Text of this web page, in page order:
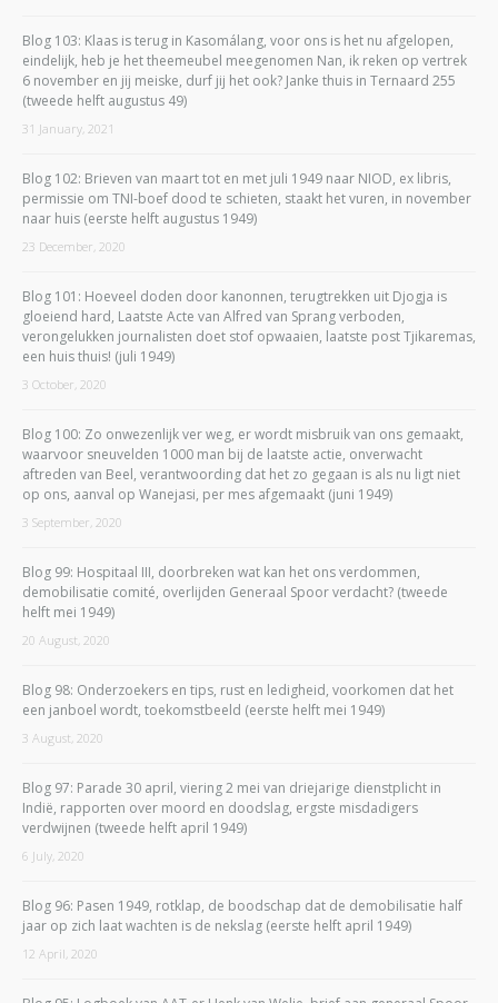
Blog 103: Klaas is terug in Kasomálang, voor ons is het nu afgelopen,
eindelijk, heb je het theemeubel meegenomen Nan, ik reken op vertrek
6 november en jij meiske, durf jij het ook? Janke thuis in Ternaard 255
(tweede helft augustus 49)
31 January, 2021
Blog 102: Brieven van maart tot en met juli 1949 naar NIOD, ex libris,
permissie om TNI-boef dood te schieten, staakt het vuren, in november
naar huis (eerste helft augustus 1949)
23 December, 2020
Blog 101: Hoeveel doden door kanonnen, terugtrekken uit Djogja is
gloeiend hard, Laatste Acte van Alfred van Sprang verboden,
verongelukken journalisten doet stof opwaaien, laatste post Tjikaremas,
een huis thuis! (juli 1949)
3 October, 2020
Blog 100: Zo onwezenlijk ver weg, er wordt misbruik van ons gemaakt,
waarvoor sneuvelden 1000 man bij de laatste actie, onverwacht
aftreden van Beel, verantwoording dat het zo gegaan is als nu ligt niet
op ons, aanval op Wanejasi, per mes afgemaakt (juni 1949)
3 September, 2020
Blog 99: Hospitaal III, doorbreken wat kan het ons verdommen,
demobilisatie comité, overlijden Generaal Spoor verdacht? (tweede
helft mei 1949)
20 August, 2020
Blog 98: Onderzoekers en tips, rust en ledigheid, voorkomen dat het
een janboel wordt, toekomstbeeld (eerste helft mei 1949)
3 August, 2020
Blog 97: Parade 30 april, viering 2 mei van driejarige dienstplicht in
Indië, rapporten over moord en doodslag, ergste misdadigers
verdwijnen (tweede helft april 1949)
6 July, 2020
Blog 96: Pasen 1949, rotklap, de boodschap dat de demobilisatie half
jaar op zich laat wachten is de nekslag (eerste helft april 1949)
12 April, 2020